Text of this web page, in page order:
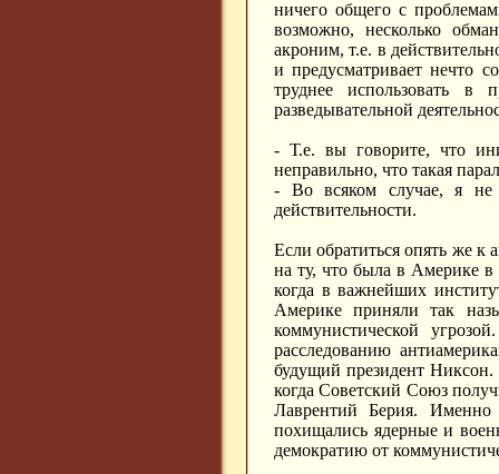
ничего общего с
возможно, несколько
акроним, т.е. в
и предусматривает нечто
труднее использовать в
разведывательной
- Т.е. вы говорите, что
неправильно, что такая
- Во всяком случае, я не
действительности.
Если обратиться опять же к
на ту, что была в Америке в
когда в важнейших
Америке приняли так
коммунистической
расследованию
будущий президент Никсон.
когда Советский Союз
Лаврентий Берия.
похищались ядерные и
демократию от